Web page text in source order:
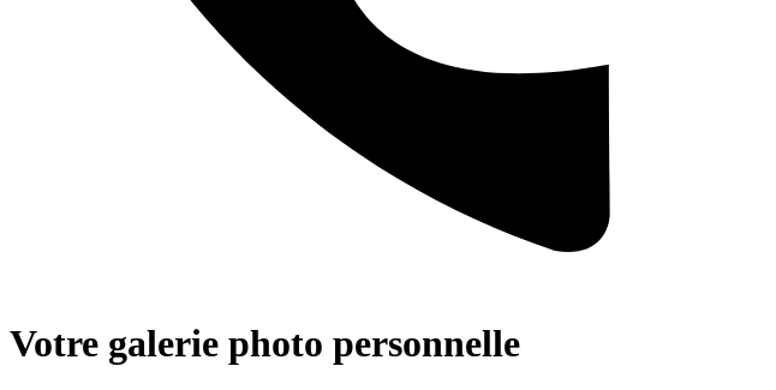
Votre galerie photo personnelle